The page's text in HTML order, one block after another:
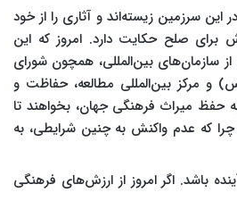
این سرزمین زیسته‌اند و آثاری را از خود
برای صلح حکایت دارد. امروز که این
سازمان‌های بین‌المللی، همچون شورای
و مرکز بین‌المللی مطالعه، حفاظت و
حفظ میراث فرهنگی جهان، بخواهند تا
چرا که عدم واکنش به چنین شرایطی، به
باشد. اگر امروز از ارزش‌های فرهنگی